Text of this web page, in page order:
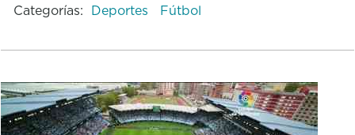
Categorías: Deportes Fútbol